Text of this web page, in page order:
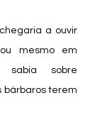
mesmo em
sabia sobre
bárbaros terem